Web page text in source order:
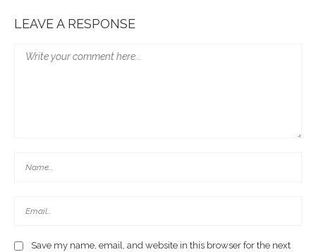
LEAVE A RESPONSE
Save my name, email, and website in this browser for the next